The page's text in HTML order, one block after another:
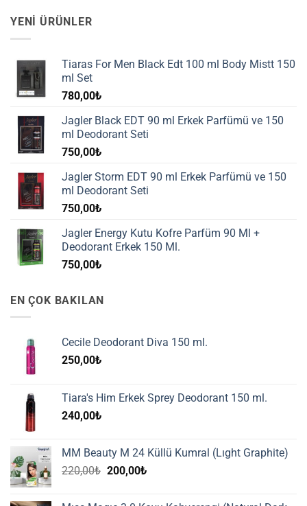
YENI ÜRÜNLER
Tiaras For Men Black Edt 100 ml Body Mistt 150
ml Set
780,00₺
Jagler Black EDT 90 ml Erkek Parfümü ve 150
ml Deodorant Seti
750,00₺
Jagler Storm EDT 90 ml Erkek Parfümü ve 150
ml Deodorant Seti
750,00₺
Jagler Energy Kutu Kofre Parfüm 90 Ml +
Deodorant Erkek 150 Ml.
750,00₺
EN ÇOK BAKILAN
Cecile Deodorant Diva 150 ml.
250,00₺
Tiara's Him Erkek Sprey Deodorant 150 ml.
240,00₺
MM Beauty M 24 Küllü Kumral (Lıght Graphite)
220,00₺ Orijinal
200,00₺Şu